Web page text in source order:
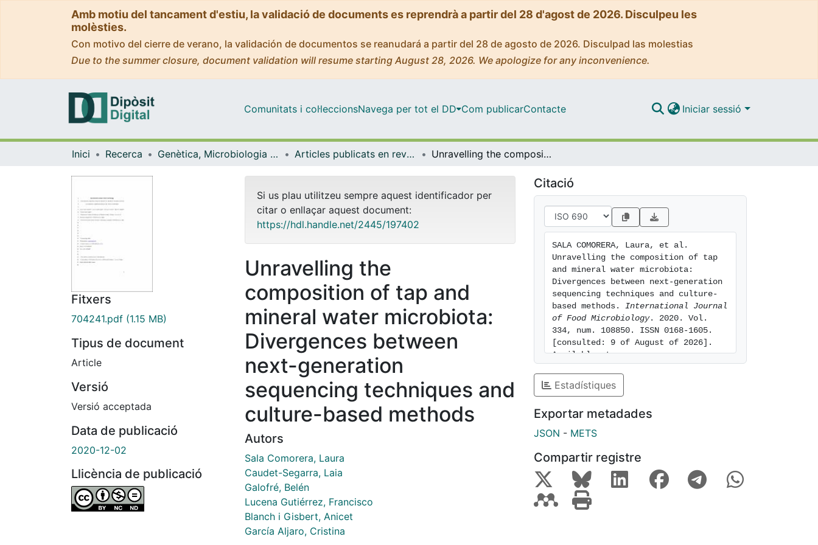
Amb motiu del tancament d'estiu, la validació de documents es reprendrà a partir del 28 d'agost de 2026. Disculpeu les
molèsties.
Con motivo del cierre de verano, la validación de documentos se reanudará a partir del 28 de agosto de 2026. Disculpad las molestias
Due to the summer closure, document validation will resume starting August 28, 2026. We apologize for any inconvenience.
Comunitats i col·leccionsNavega per tot el DD Com publicarContacte Iniciar sessió
Inici Recerca Genètica, Microbiologia i Estadística Articles publicats en revistes (Genètica, Microbiologia i Estadística) Unravelling the composition of tap and mineral water microbiota: Divergences between next-generation sequencing techniques and culture-based methods
Fitxers
704241.pdf (1.15 MB)
Tipus de document
Article
Versió
Versió acceptada
Data de publicació
2020-12-02
Llicència de publicació
Si us plau utilitzeu sempre aquest identificador per
citar o enllaçar aquest document:
https://hdl.handle.net/2445/197402
Unravelling the
composition of tap and
mineral water microbiota:
Divergences between
next-generation
sequencing techniques and
culture-based methods
Autors
Sala Comorera, Laura
Caudet-Segarra, Laia
Galofré, Belén
Lucena Gutiérrez, Francisco
Blanch i Gisbert, Anicet
García Aljaro, Cristina
Citació
SALA COMORERA, Laura, et al.
Unravelling the composition of tap
and mineral water microbiota:
Divergences between next-generation
sequencing techniques and culture-
based methods. International Journal
of Food Microbiology. 2020. Vol.
334, num. 108850. ISSN 0168-1605.
[consulted: 9 of August of 2026].
Available at:
Estadístiques
Exportar metadades
JSON - METS
Compartir registre